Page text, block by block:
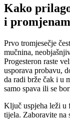
Kako
i
Prvo tromjesečje
mučnina,
Progesteron raste
usporava probavu,
da radi brže čak i u
samo spava ili se
Ključ uspjeha leži u
tijela. Zaboravite na